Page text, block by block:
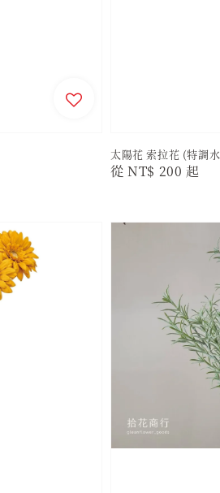
太陽花 索拉花 (特調
Regular
從NT$ 200 起